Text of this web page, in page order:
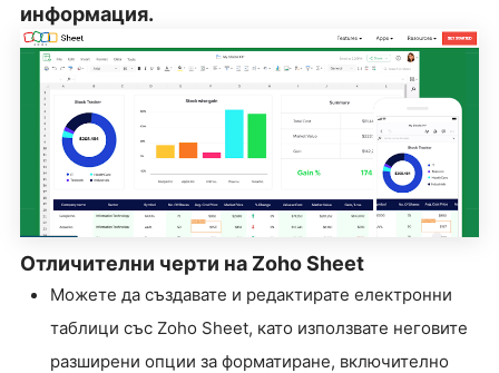
информация.
Отличителни черти на Zoho Sheet
Можете да създавате и редактирате електронни
таблици със Zoho Sheet, като използвате неговите
разширени опции за форматиране, включително